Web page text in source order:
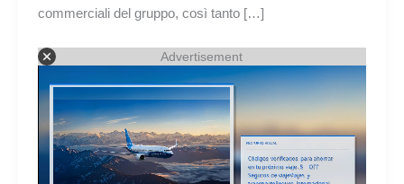
commerciali del gruppo, così tanto […]
Advertisement